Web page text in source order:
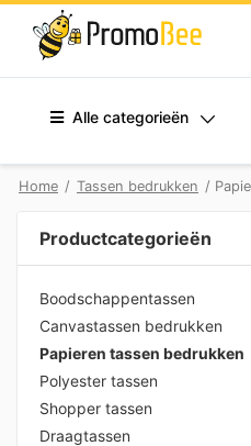
Alle categorieën
Home / Tassen bedrukken /
Productcategorieën
Boodschappentassen
Canvastassen bedrukken
Papieren tassen bedrukken
Polyester tassen
Shopper tassen
Draagtassen